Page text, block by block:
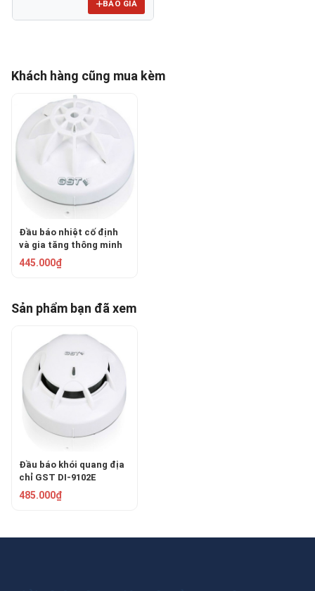
BÁO GIÁ
Khách hàng cũng mua kèm
Đầu báo nhiệt cố định
và gia tăng thông minh
địa chỉ GST DI-9103E
445.000₫
Sản phẩm bạn đã xem
Đầu báo khói quang địa
chỉ GST DI-9102E
485.000₫